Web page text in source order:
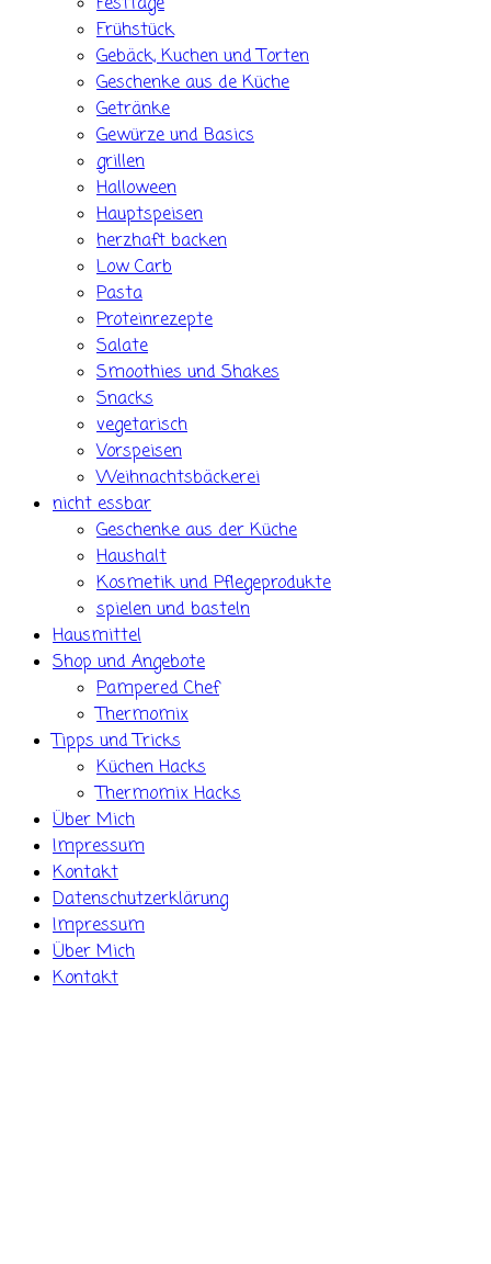
Frühstück
Gebäck, Kuchen und Torten
Geschenke aus de Küche
Getränke
Gewürze und Basics
grillen
Halloween
Hauptspeisen
herzhaft backen
Low Carb
Pasta
Proteinrezepte
Salate
Smoothies und Shakes
Snacks
vegetarisch
Vorspeisen
Weihnachtsbäckerei
nicht essbar
Geschenke aus der Küche
Haushalt
Kosmetik und Pflegeprodukte
spielen und basteln
Hausmittel
Shop und Angebote
Pampered Chef
Thermomix
Tipps und Tricks
Küchen Hacks
Thermomix Hacks
Über Mich
Impressum
Kontakt
Datenschutzerklärung
Impressum
Über Mich
Kontakt